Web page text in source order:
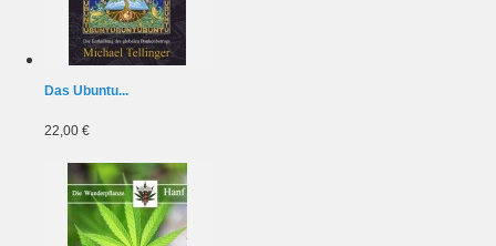
Das Ubuntu...
22,00 €